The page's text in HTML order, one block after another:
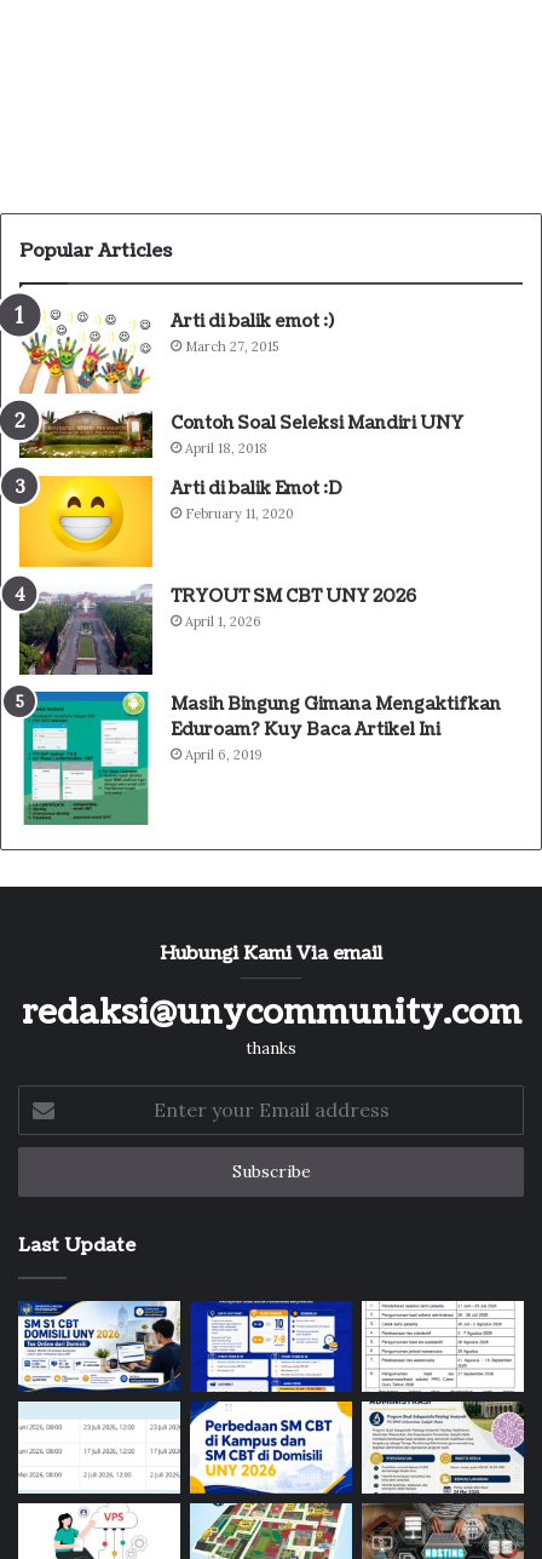
Popular Articles
Arti di balik emot :)
March 27, 2015
Contoh Soal Seleksi Mandiri UNY
April 18, 2018
Arti di balik Emot :D
February 11, 2020
TRYOUT SM CBT UNY 2026
April 1, 2026
Masih Bingung Gimana Mengaktifkan
Eduroam? Kuy Baca Artikel Ini
April 6, 2019
Hubungi Kami Via email
redaksi@unycommunity.com
thanks
your
Email
Last Update